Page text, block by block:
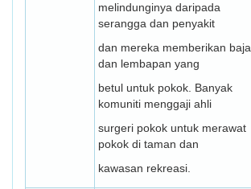
melindunginya daripada
serangga dan penyakit
dan mereka memberikan baja
dan lembapan yang
betul untuk pokok. Banyak
komuniti menggaji ahli
surgeri pokok untuk merawat
pokok di taman dan
kawasan rekreasi.